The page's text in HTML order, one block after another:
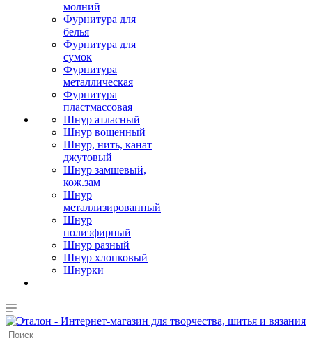
молний
Фурнитура для
белья
Фурнитура для
сумок
Фурнитура
металлическая
Фурнитура
пластмассовая
Шнур атласный
Шнур вощенный
Шнур, нить, канат
джутовый
Шнур замшевый,
кож.зам
Шнур
металлизированный
Шнур
полиэфирный
Шнур разный
Шнур хлопковый
Шнурки